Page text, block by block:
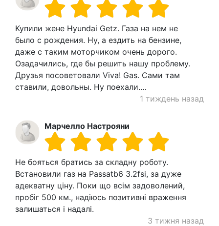
Купили жене Hyundai Getz. Газа на нем не
было с рождения. Ну, а ездить на бензине,
даже с таким моторчиком очень дорого.
Озадачились, где бы решить нашу проблему.
Друзья посоветовали Viva! Gas. Сами там
ставили, довольны. Ну поехали.…
1 тиждень назад
Марчелло Настрояни
Не бояться братись за складну роботу.
Встановили газ на Passatb6 3.2fsi, за дуже
адекватну ціну. Поки що всім задоволений,
пробіг 500 км., надіюсь позитивні враження
залишаться і надалі.
3 тижня назад